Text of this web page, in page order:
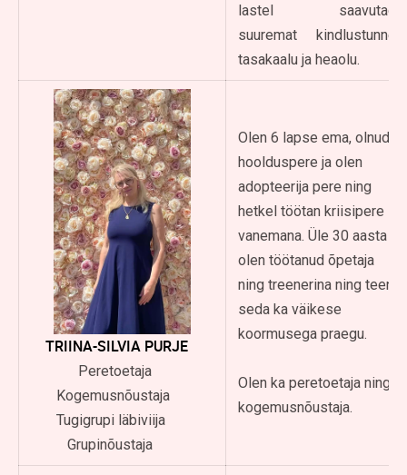
lastel saavutada
suuremat kindlustunnet,
tasakaalu ja heaolu.
TRIINA-SILVIA PURJE
Peretoetaja
Kogemusnõustaja
Tugigrupi läbiviija
Grupinõustaja
Olen 6 lapse ema, olnud
hoolduspere ja olen
adopteerija pere ning
hetkel töötan kriisipere
vanemana. Üle 30 aasta
olen töötanud õpetaja
ning treenerina ning teen
seda ka väikese
koormusega praegu.
Olen ka peretoetaja ning
kogemusnõustaja.